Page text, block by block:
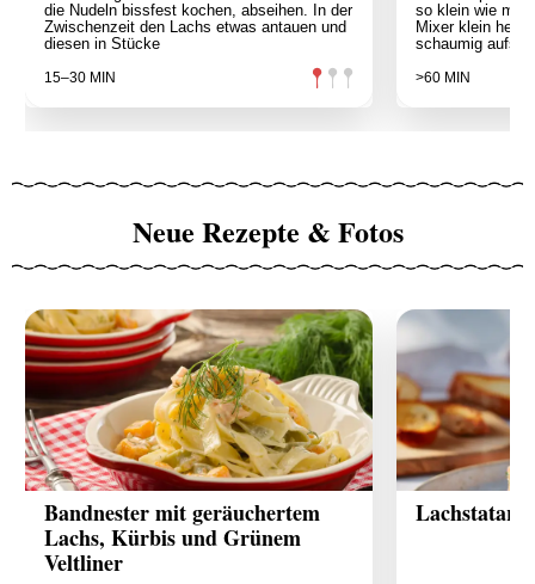
die Nudeln bissfest kochen, abseihen. In der
Zwischenzeit den Lachs etwas antauen und
diesen in Stücke
15–30 MIN
so klein wie
Mixer klein
schaumig
>60 MIN
Neue Rezepte & Fotos
Bandnester mit geräuchertem
Lachs, Kürbis und Grünem
Veltliner
Lachstatar